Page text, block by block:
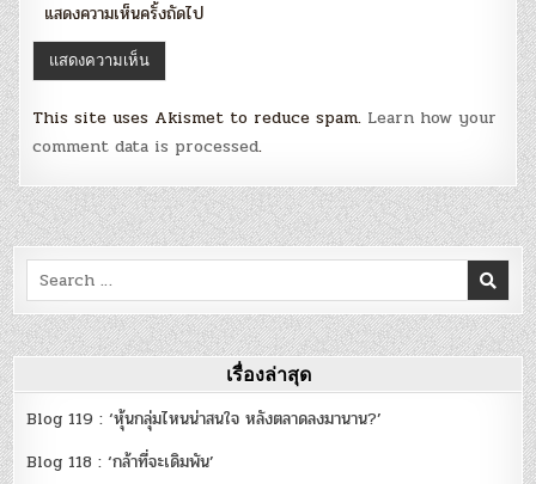
แสดงความเห็นครั้งถัดไป
This site uses Akismet to reduce spam. Learn how your
comment data is processed.
Search
for:
เรื่องล่าสุด
Blog 119 : ‘หุ้นกลุ่มไหนน่าสนใจ หลังตลาดลงมานาน?’
Blog 118 : ‘กล้าที่จะเดิมพัน’